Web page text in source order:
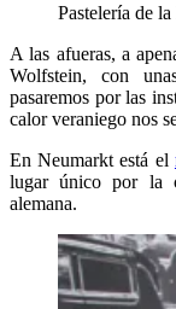
Pastelería de
A las afueras, a
Wolfstein, con
pasaremos por las
calor veraniego nos
En Neumarkt está el
lugar único por la
alemana.